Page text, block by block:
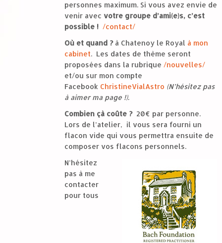
personnes maximum. Si vous avez envie de
venir avec votre groupe d’ami(e)s, c’est
possible ! /contact/
Où et quand ? à Chatenoy le Royal à mon
cabinet. Les dates de thème seront
proposées dans la rubrique /nouvelles/
et/ou sur mon compte
Facebook ChristineVialAstro (N’hésitez pas
à aimer ma page !).
Combien çà coûte ? 20€ par personne.
Lors de l’atelier, il vous sera fourni un
flacon vide qui vous permettra ensuite de
composer vos flacons personnels.
N’hésitez
pas à me
contacter
pour tous